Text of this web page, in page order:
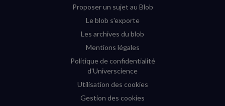
Proposer un sujet au Blob
Le blob s'exporte
Les archives du blob
Mentions légales
Politique de confidentialité
d'Universcience
Utilisation des cookies
Gestion des cookies